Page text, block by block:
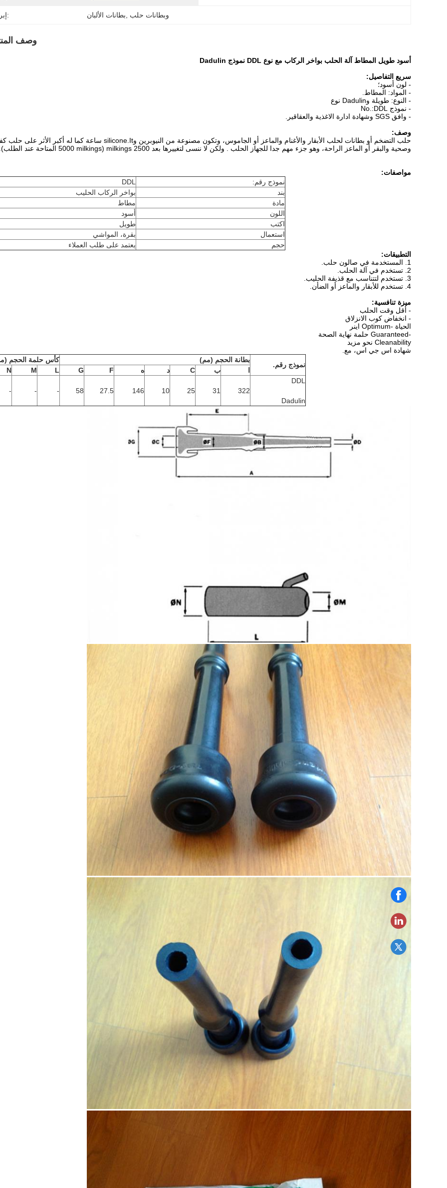
إبراز: بطانات الألبان وبطانات حلب
وصف
أسود طويل المطاط آلة الحلب بواخر الركاب مع نوع DDL نموذج Dadulin
سريع التفاصيل:
- لون أسود؛
- المواد: المطاط.
- النوع: طويلة وDadulin نوع
- نموذج No.:DDL
- وافق SGS وشهادة ادارة الاغذية والعقاقير.
وصف:
حلب التضخم أو بطانات لحلب الأبقار والأغنام والماعز أو الجاموس، وتكون مصنوعة من النيوبرين وsilicone.It ساعة
كما له أكبر الأثر على حلب
وصحية والبقر أو الماعز الراحة، وهو جزء مهم جدا للجهاز الحلب ولكن لا ننسى لتغييرها بعد 2500 milkings (5000 milkings المتاحة عند الطلب).
مواصفات:
نموذج رقم:
DDL
بند
بواخر الركاب الحليب
مادة
مطاط
اللون
أسود
اكتب
طويل
استعمال
بقرة، المواشي
حجم
يعتمد على طلب العملاء
التطبيقات:
1. المستخدمة في صالون حلب.
2. تستخدم في آلة الحلب.
3. تستخدم لتتناسب مع قذيفة الحليب.
4. تستخدم للأبقار والماعز أو الضأن.
ميزة تنافسية:
- أقل وقت الحلب
- انخفاض كوب الانزلاق
الحياة -Optimum اينر
-Guaranteed حلمة نهاية الصحة
Cleanability نحو مزيد
شهادة اس جي اس، مع.
نموذج رقم.
بطانة الحجم (مم)
كأس حلمة الحجم
ب C د ه F
G
L
M
N
DDL
Dadulin
322
31
25
10
146
27.5
58
-
-
-